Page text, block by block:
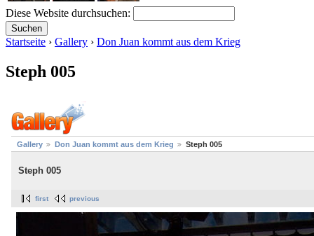
Diese Website durchsuchen:
Startseite › Gallery › Don Juan kommt aus dem Krieg
Steph 005
Gallery Don Juan kommt aus dem Krieg Steph 005
Steph 005
first previous